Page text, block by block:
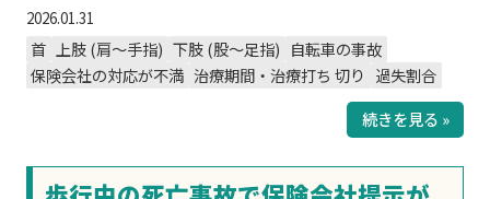
2026.01.31
首 上肢 (肩～手指) 下肢 (股～足指) 自転車の事故
保険会社の対応が不満 治療期間・治療打ち 切り
過失割合
続きを見る »